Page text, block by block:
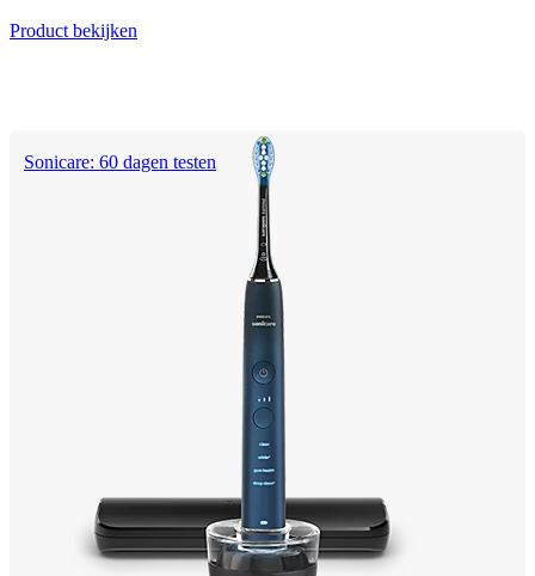
Product bekijken
Sonicare: 60 dagen testen